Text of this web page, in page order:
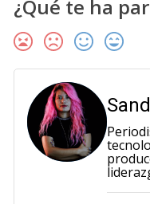
¿Qué te ha